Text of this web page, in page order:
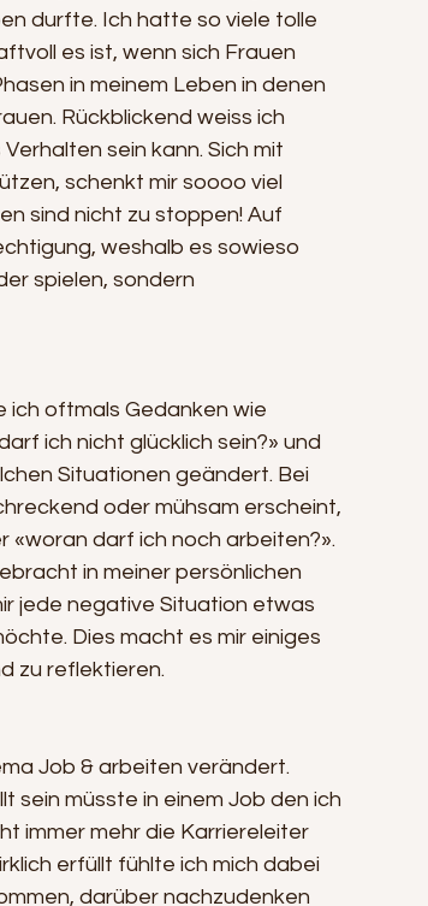
durfte. Ich hatte so viele tolle
es ist, wenn sich Frauen
in meinem Leben in denen
Rückblickend weiss ich
sein kann. Sich mit
schenkt mir soooo viel
sind nicht zu stoppen! Auf
weshalb es sowieso
spielen, sondern
oftmals Gedanken wie
ich nicht glücklich sein?» und
Situationen geändert. Bei
oder mühsam erscheint,
«woran darf ich noch arbeiten?».
in meiner persönlichen
jede negative Situation etwas
Dies macht es mir einiges
zu reflektieren.
Job & arbeiten verändert.
sein müsste in einem Job den ich
immer mehr die Karriereleiter
erfüllt fühlte ich mich dabei
darüber nachzudenken